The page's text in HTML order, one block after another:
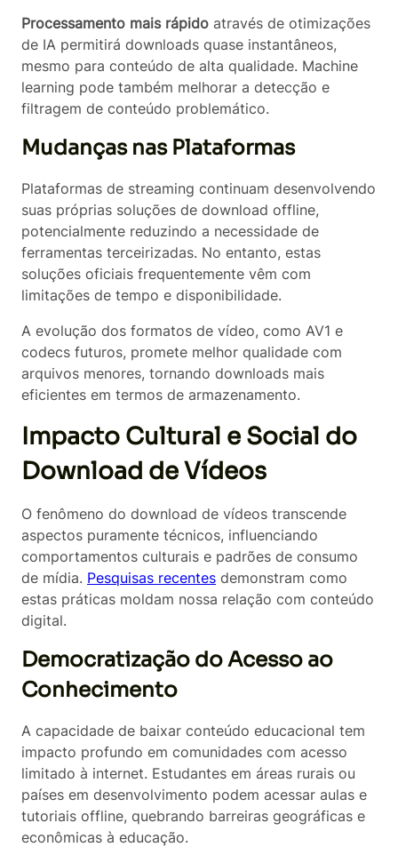
Processamento mais rápido através de otimizações
de IA permitirá downloads quase instantâneos,
mesmo para conteúdo de alta qualidade. Machine
learning pode também melhorar a detecção e
filtragem de conteúdo problemático.
Mudanças nas Plataformas
Plataformas de streaming continuam desenvolvendo
suas próprias soluções de download offline,
potencialmente reduzindo a necessidade de
ferramentas terceirizadas. No entanto, estas
soluções oficiais frequentemente vêm com
limitações de tempo e disponibilidade.
A evolução dos formatos de vídeo, como AV1 e
codecs futuros, promete melhor qualidade com
arquivos menores, tornando downloads mais
eficientes em termos de armazenamento.
Impacto Cultural e Social do
Download de Vídeos
O fenômeno do download de vídeos transcende
aspectos puramente técnicos, influenciando
comportamentos culturais e padrões de consumo
de mídia. Pesquisas recentes demonstram como
estas práticas moldam nossa relação com conteúdo
digital.
Democratização do Acesso ao
Conhecimento
A capacidade de baixar conteúdo educacional tem
impacto profundo em comunidades com acesso
limitado à internet. Estudantes em áreas rurais ou
países em desenvolvimento podem acessar aulas e
tutoriais offline, quebrando barreiras geográficas e
econômicas à educação.